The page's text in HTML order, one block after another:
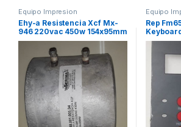
Equipo Impresion
Ehy-a Resistencia Xcf Mx-
946 220vac 450w 154x95mm
Equipo
Rep